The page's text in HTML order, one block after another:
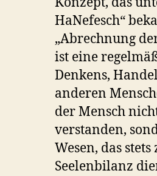
HaNefesch“
„Abrechnung
ist eine
Denkens,
anderen
der Mensch
verstanden,
Wesen, das
Seelenbilanz